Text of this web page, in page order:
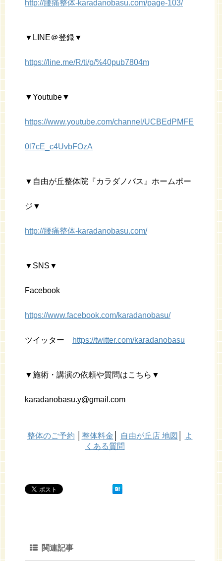
http://腰痛整体-karadanobasu.com/page-103/
▼LINE＠登録▼
https://line.me/R/ti/p/%40pub7804m
▼Youtube▼
https://www.youtube.com/channel/UCBEdPMFE
0l7cE_c4UvbFOzA
▼自由が丘整体院『カラダノバス』ホームポー
ジ▼
http://腰痛整体-karadanobasu.com/
▼SNS▼
Facebook
https://www.facebook.com/karadanobasu/
ツイッター https://twitter.com/karadanobasu
▼施術・講演の依頼や質問はこちら▼
karadanobasu.y@gmail.com
整体のご予約 整体料金 自由が丘店 地図
よ
くある質問
関連記事